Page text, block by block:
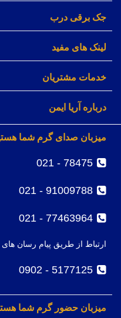
جک برقی درب
لینک های مفید
خدمات مشتریان
درباره آریا ایمن
میزبان صدای گرم شما
78475 - 021
91009788 - 021
77463964 - 021
ارتباط از طریق پیام رسان های
5177125 - 0902
میزبان حضور گرم شما